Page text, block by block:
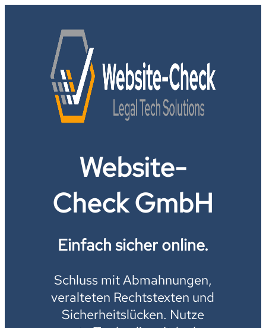
Website-
Check GmbH
Einfach sicher online.
Schluss mit Abmahnungen,
veralteten Rechtstexten und
Sicherheitslücken. Nutze